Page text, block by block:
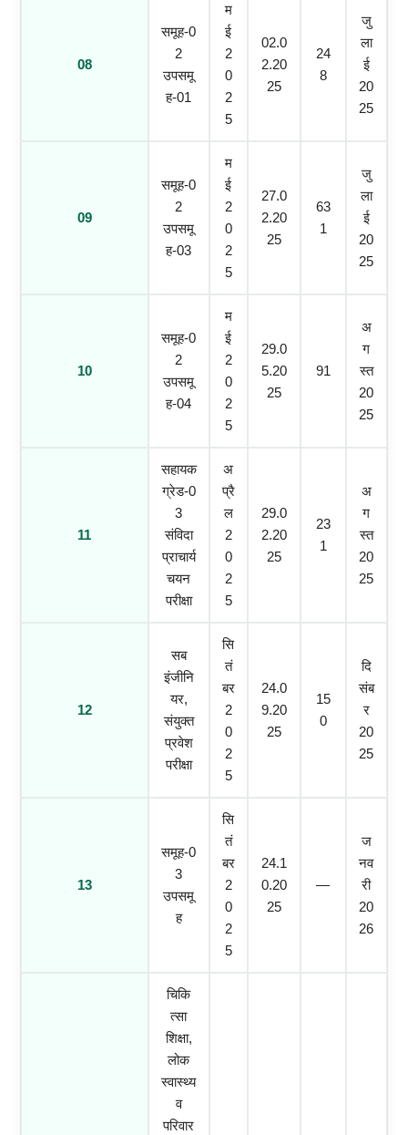
08
समूह-0
2
उपसमू
ह-01
म
ई
2
0
2
5
02.0
2.20
25
24
8
जु
ला
ई
20
25
09
समूह-0
2
उपसमू
ह-03
म
ई
2
0
2
5
27.0
2.20
25
63
1
जु
ला
ई
20
25
10
समूह-0
2
उपसमू
ह-04
म
ई
2
0
2
5
29.0
5.20
25
91
अ
ग
स्त
20
25
11
सहायक
ग्रेड-0
3
संविदा
प्राचार्य
चयन
परीक्षा
अ
प्रै
ल
2
0
2
5
29.0
2.20
25
23
1
अ
ग
स्त
20
25
12
सब
इंजीनि
यर,
संयुक्त
प्रवेश
परीक्षा
सि
तं
बर
2
0
2
5
24.0
9.20
25
15
0
दि
संब
र
20
25
13
समूह-0
3
उपसमू
ह
सि
तं
बर
2
0
2
5
24.1
0.20
25
—
ज
नव
री
20
26
चिकि
त्सा
शिक्षा,
लोक
स्वास्थ्य
व
परिवार